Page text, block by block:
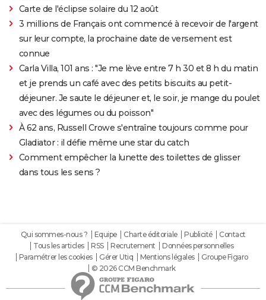
Carte de l'éclipse solaire du 12 août
3 millions de Français ont commencé à recevoir de l'argent
sur leur compte, la prochaine date de versement est
connue
Carla Villa, 101 ans : "Je me lève entre 7 h 30 et 8 h du matin
et je prends un café avec des petits biscuits au petit-
déjeuner. Je saute le déjeuner et, le soir, je mange du poulet
avec des légumes ou du poisson"
À 62 ans, Russell Crowe s'entraîne toujours comme pour
Gladiator : il défie même une star du catch
Comment empêcher la lunette des toilettes de glisser
dans tous les sens ?
Qui sommes-nous ? Equipe Charte éditoriale Publicité
Contact
Tous les articles
RSS Recrutement
Données personnelles
Paramétrer les cookies
Gérer Utiq Mentions légales
Groupe Figaro
© 2026 CCM Benchmark